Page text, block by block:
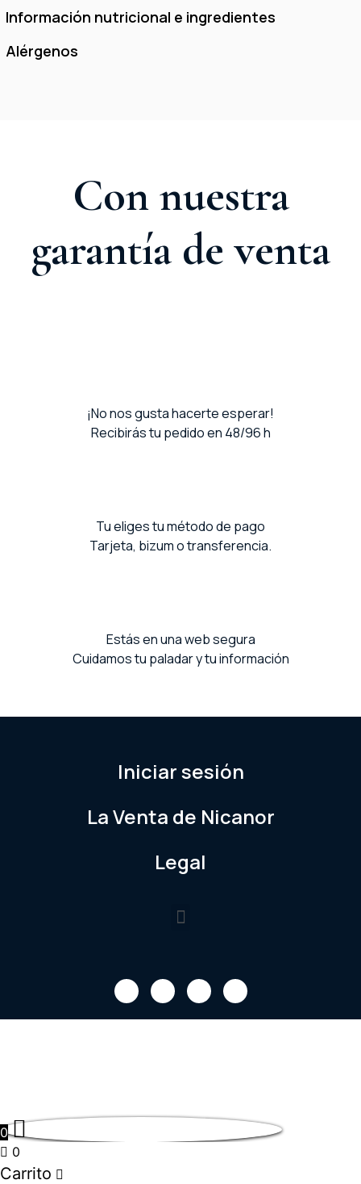
Información nutricional e ingredientes
Alérgenos
Con nuestra
garantía de venta
¡No nos gusta hacerte esperar!
Recibirás tu pedido en 48/96 h
Tu eliges tu método de pago
Tarjeta, bizum o transferencia.
Estás en una web segura
Cuidamos tu paladar y tu información
Iniciar sesión
La Venta de Nicanor
Legal
0
0
Carrito